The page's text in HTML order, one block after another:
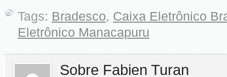
Tags: Bradesco, Caixa Eletrônico
Eletrônico Manacapuru
Sobre Fabien Turan